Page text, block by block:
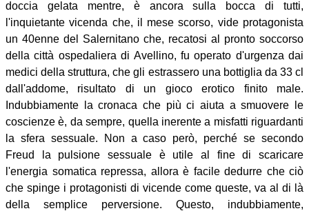
doccia gelata mentre, è ancora sulla bocca di tutti,
l'inquietante vicenda che, il mese scorso, vide protagonista
un 40enne del Salernitano che, recatosi al pronto soccorso
della città ospedaliera di Avellino, fu operato d'urgenza dai
medici della struttura, che gli estrassero una bottiglia da 33 cl
dall'addome, risultato di un gioco erotico finito male.
Indubbiamente la cronaca che più ci aiuta a smuovere le
coscienze è, da sempre, quella inerente a misfatti riguardanti
la sfera sessuale. Non a caso però, perché se secondo
Freud la pulsione sessuale è utile al fine di scaricare
l'energia somatica repressa, allora è facile dedurre che ciò
che spinge i protagonisti di vicende come queste, va al di là
della semplice perversione. Questo, indubbiamente,